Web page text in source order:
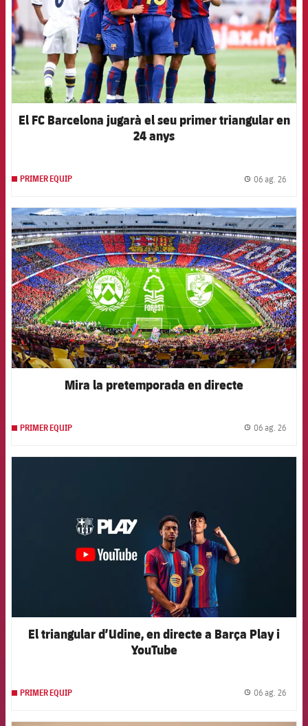
El FC Barcelona jugarà el seu primer triangular en
24 anys
PRIMER EQUIP 06 ag. 26
FCB Barcelona badge
Mira la pretemporada en directe
PRIMER EQUIP 06 ag. 26
El triangular d’Udine, en directe a Barça Play i
YouTube
PRIMER EQUIP 06 ag. 26